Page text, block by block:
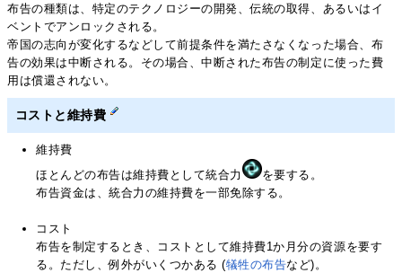
布告の種類は、特定のテクノロジーの開発、伝統の取得、あるいはイ
ベントでアンロックされる。
帝国の志向が変化するなどして前提条件を満たさなくなった場合、布
告の効果は中断される。その場合、中断された布告の制定に使った費
用は償還されない。
コストと維持費
維持費
ほとんどの布告は維持費として統合力
を要する。
布告資金は、統合力の維持費を一部免除する。
コスト
布告を制定するとき、コストとして維持費1か月分の資源を要す
る。ただし、例外がいくつかある (犠牲の布告など)。